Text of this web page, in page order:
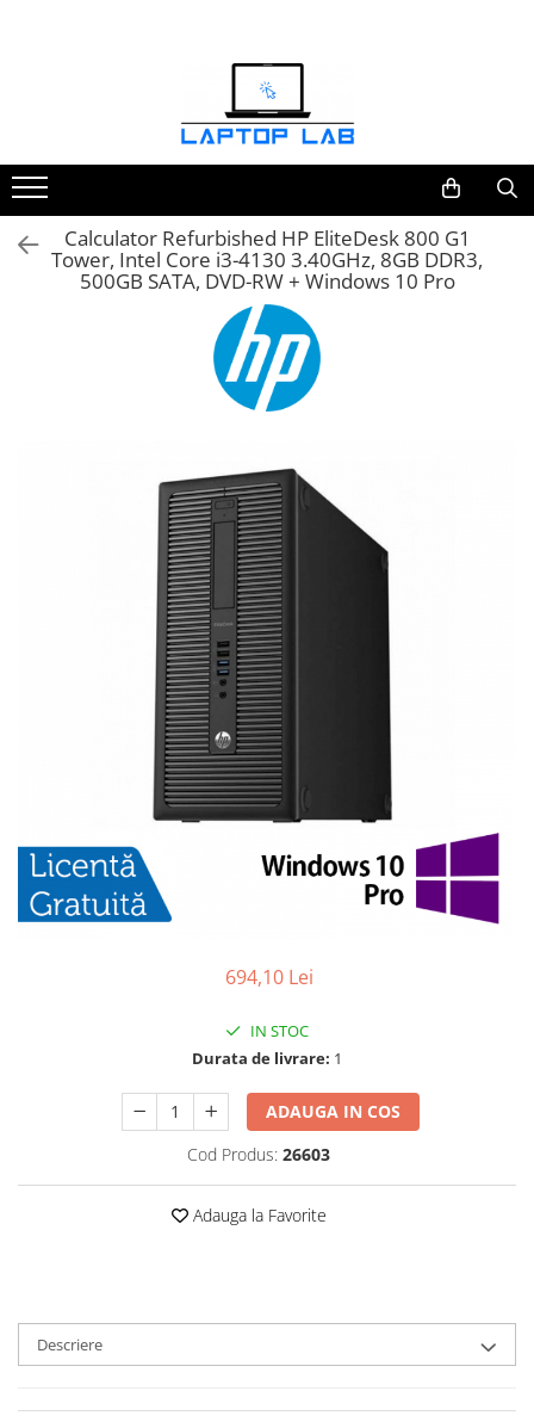
Mouseuri
Încărcătoare
Calculator Refurbished HP EliteDesk 800 G1
Tower, Intel Core i3-4130 3.40GHz, 8GB DDR3,
500GB SATA, DVD-RW + Windows 10 Pro
694,10 Lei
IN STOC
Durata de livrare: 1
ADAUGA IN COS
Cod Produs: 26603
Adauga la Favorite
Descriere